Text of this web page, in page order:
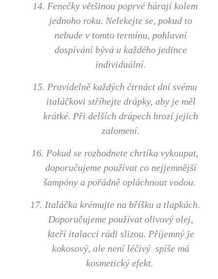
14. Fenečky většinou poprvé hárají kolem
jednoho roku. Nelekejte se, pokud to
nebude v tomto termínu, pohlavní
dospívání bývá u každého jedince
individuální.
15. Pravidelně každých čtrnáct dní svému
italáčkovi stříhejte drápky, aby je měl
krátké. Při delších drápech hrozí jejich
zalomení.
16. Pokud se rozhodnete chrtíka vykoupat,
doporučujeme používat co nejjemnější
šampóny a pořádně opláchnout vodou.
17. Italáčka krémujte na bříšku a tlapkách.
Doporučujeme používat olivový olej,
kteří italacci rádi slizou. Příjemný je
kokosový, ale není léčivý spíše má
kosmetický efekt.